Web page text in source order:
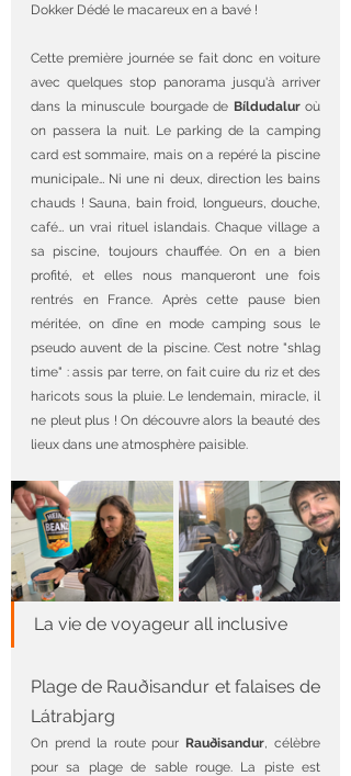
Dokker Dédé le macareux en a bavé !
Cette première journée se fait donc en voiture
avec quelques stop panorama jusqu'à arriver
dans la minuscule bourgade de Bíldudalur où
on passera la nuit. Le parking de la camping
card est sommaire, mais on a repéré la piscine
municipale… Ni une ni deux, direction les bains
chauds ! Sauna, bain froid, longueurs, douche,
café… un vrai rituel islandais. Chaque village a
sa piscine, toujours chauffée. On en a bien
profité, et elles nous manqueront une fois
rentrés en France. Après cette pause bien
méritée, on dîne en mode camping sous le
pseudo auvent de la piscine. C’est notre "shlag
time" : assis par terre, on fait cuire du riz et des
haricots sous la pluie. Le lendemain, miracle, il
ne pleut plus ! On découvre alors la beauté des
lieux dans une atmosphère paisible.
La vie de voyageur all inclusive
Plage de Rauðisandur et falaises de
Látrabjarg
On prend la route pour Rauðisandur, célèbre
pour sa plage de sable rouge. La piste est